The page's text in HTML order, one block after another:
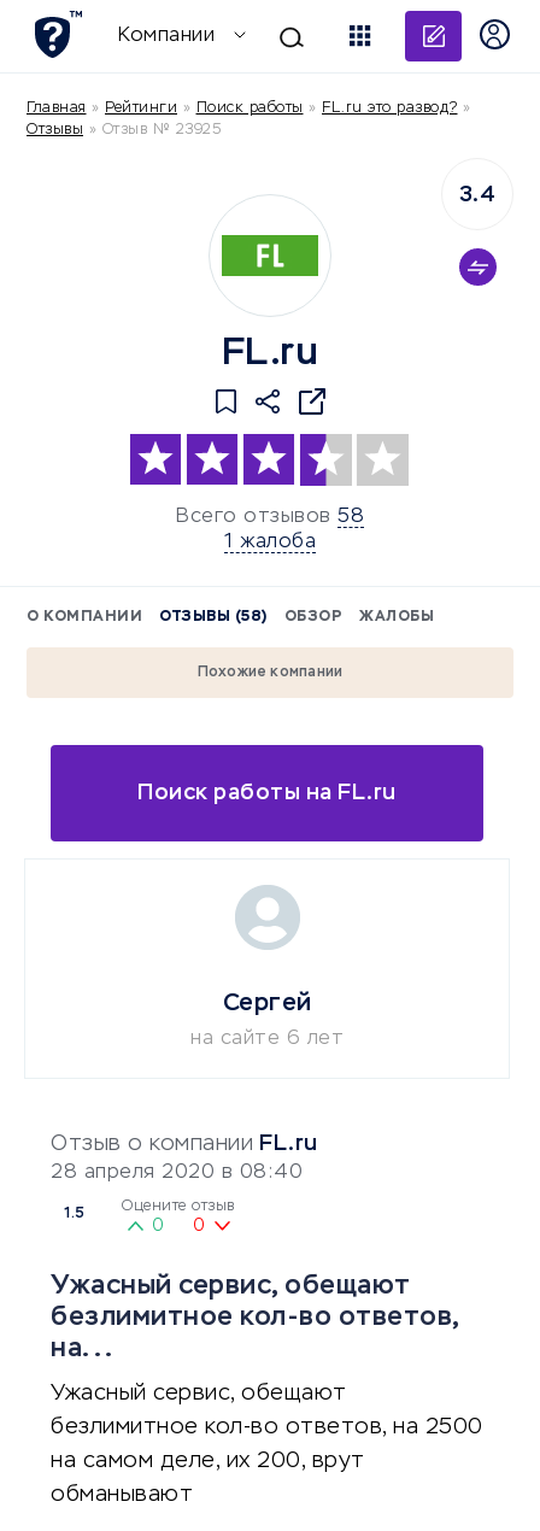
Компании
Главная » Рейтинги » Поиск работы » FL.ru это развод? »
Отзывы » Отзыв № 23925
FL.ru
Всего отзывов 58
1 жалоба
3.4
О КОМПАНИИ ОТЗЫВЫ (58) ОБЗОР ЖАЛОБЫ
Похожие компании
Поиск работы на FL.ru
Отзыв о компании FL.ru
28 апреля 2020 в 08:40
1.5 Оцените отзыв
0 0
Ужасный сервис, обещают
безлимитное кол-во ответов,
на...
Ужасный сервис, обещают
безлимитное кол-во ответов, на 2500
на самом деле, их 200, врут
обманывают
Сергей
на сайте 6 лет